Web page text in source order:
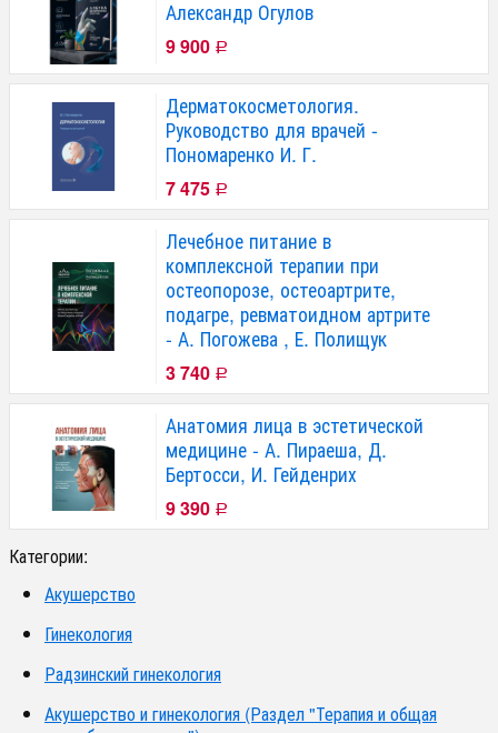
Александр Огулов
9 900 Р
Дерматокосметология.
Руководство для врачей -
Пономаренко И. Г.
7 475 Р
Лечебное питание в
комплексной терапии при
остеопорозе, остеоартрите,
подагре, ревматоидном артрите
- А. Погожева , Е. Полищук
3 740 Р
Анатомия лица в эстетической
медицине - А. Пираеша, Д.
Бертосси, И. Гейденрих
9 390 Р
Категории:
Акушерство
Гинекология
Радзинский гинекология
Акушерство и гинекология (Раздел "Терапия и общая